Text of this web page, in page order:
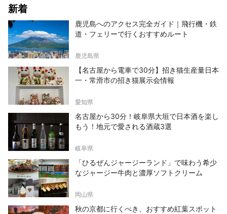
新着
鹿児島へのアクセス完全ガイド｜飛行機・鉄
道・フェリーで行くおすすめルート
鹿児島県
【名古屋から電車で30分】招き猫生産量日本
一・常滑市の招き猫展示会情報
愛知県
名古屋から30分！岐阜県大垣で日本酒を楽し
もう！地元で愛される酒蔵3選
岐阜県
「ひるぜんジャージーランド」で味わう希少
なジャージー牛肉と濃厚ソフトクリーム
岡山県
秋の京都に行くべき、おすすめ紅葉スポット